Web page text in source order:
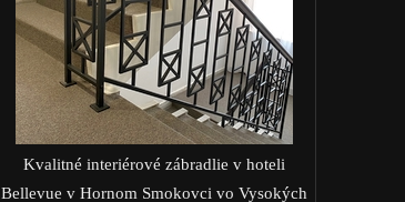
Kvalitné interiérové zábradlie v hoteli
Bellevue v Hornom Smokovci vo Vysokých